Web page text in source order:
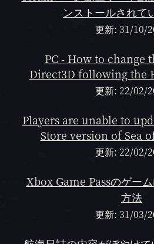
ンストールされて
更新: 31/10/
PC - How to change
Direct3D following the
更新: 22/02/
Players are unable to
Store version of Sea
更新: 22/02/
Xbox Game Passのゲー
方法
更新: 31/03/